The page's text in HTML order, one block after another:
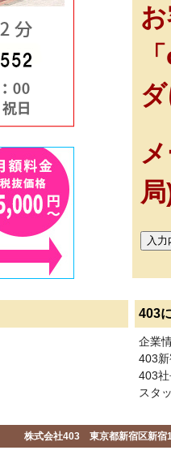
403
企業
403
403
スタ
株式会社403 東京都新宿区新